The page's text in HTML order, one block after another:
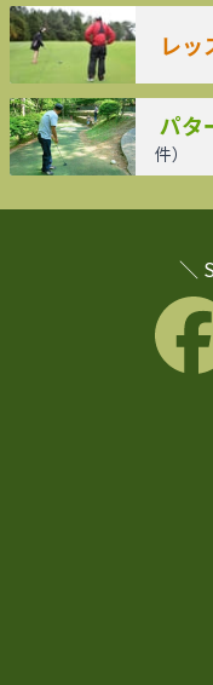
レッ
パタ
件）
＼